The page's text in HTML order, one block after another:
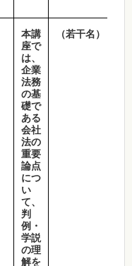
本講
座で
は、
企業
法務
の基
礎で
ある
会社
法の
重要
論点
につ
い
て、
判
例・
学説
の理
解を
（若干名）